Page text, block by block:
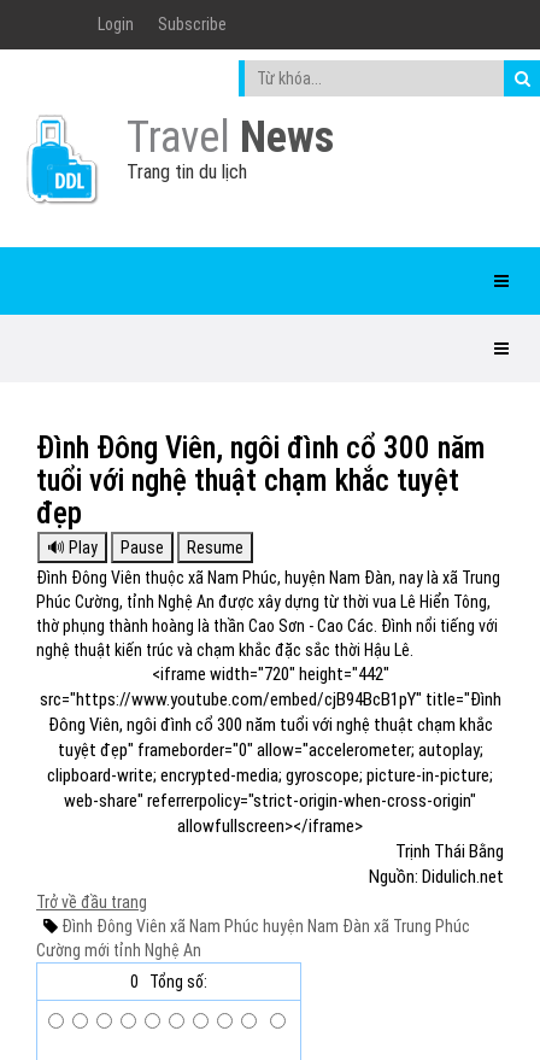
Login Subscribe
Travel News
Trang tin du lịch
Đình Đông Viên, ngôi đình cổ 300 năm
tuổi với nghệ thuật chạm khắc tuyệt
đẹp
Đình Đông Viên thuộc xã Nam Phúc, huyện Nam Đàn, nay là xã Trung
Phúc Cường, tỉnh Nghệ An được xây dựng từ thời vua Lê Hiển Tông,
thờ phụng thành hoàng là thần Cao Sơn - Cao Các. Đình nổi tiếng với
nghệ thuật kiến trúc và chạm khắc đặc sắc thời Hậu Lê.
<iframe width="720" height="442"
src="https://www.youtube.com/embed/cjB94BcB1pY" title="Đình
Đông Viên, ngôi đình cổ 300 năm tuổi với nghệ thuật chạm khắc
tuyệt đẹp" frameborder="0" allow="accelerometer; autoplay;
clipboard-write; encrypted-media; gyroscope; picture-in-picture;
web-share" referrerpolicy="strict-origin-when-cross-origin"
allowfullscreen></iframe>
Trịnh Thái Bằng
Nguồn: Didulich.net
Trở về đầu trang
Đình Đông Viên xã Nam Phúc huyện Nam Đàn xã Trung Phúc
Cường mới tỉnh Nghệ An
0
Tổng số: